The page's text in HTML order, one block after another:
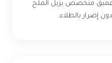
عميق متخصص يزيل الملح
إضرار بالطلاء.